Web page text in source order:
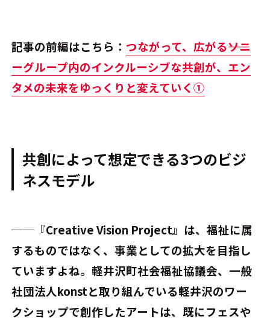
記事の前編はこちら：つながって、広がる――ソニ
ーグループ内のインクルーシブな共創が、エン
タメの未来をゆっくりと変えていく①
共創によって想定できる3つのビジ
ネスモデル
──『Creative Vision Project』は、福祉に属
するものではなく、事業としての拡大を目指し
ていますよね。軽井沢町社会福祉協議会、一般
社団法人konstと取り組んでいる軽井沢のワー
クショップで創作したアートは、既にフェスや